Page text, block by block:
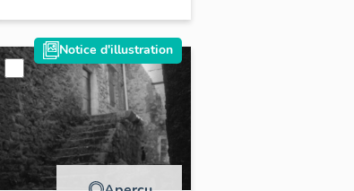
Notice d'illustration